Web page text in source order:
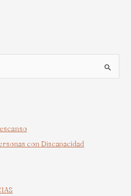
con Discapacidad